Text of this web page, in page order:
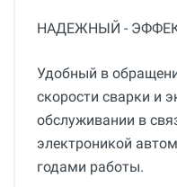
НАДЕЖНЫЙ -
Удобный в
скорости сварки и
обслуживании в
электроникой
годами работы.